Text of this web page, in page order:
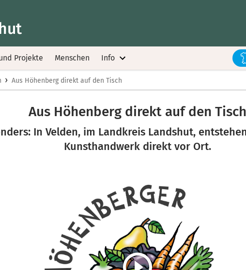
Projekte Menschen Info
› Aus Höhenberg direkt auf den Tisch
Aus Höhenberg direkt auf den Tisch
In Velden, im Landkreis Landshut,
Kunsthandwerk direkt vor Ort.